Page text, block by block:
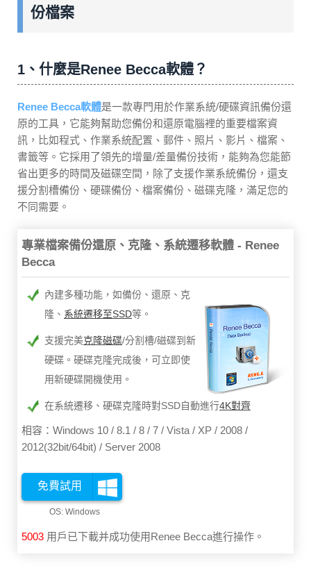
份檔案
1、什麼是Renee Becca軟體？
Renee Becca軟體是一款專門用於作業系統/硬碟資訊備份還
原的工具，它能夠幫助您備份和還原電腦裡的重要檔案資
訊，比如程式、作業系統配置、郵件、照片、影片、檔案、
書籤等。它採用了領先的增量/差量備份技術，能夠為您能節
省出更多的時間及磁碟空間，除了支援作業系統備份，還支
援分割槽備份、硬碟備份、檔案備份、磁碟克隆，滿足您的
不同需要。
專業檔案備份還原、克隆、系統遷移軟體 - Renee
Becca
內建多種功能，如備份、還原、克
隆、 系統遷移至SSD等。
支援完美克隆磁碟/分割槽/磁碟到新
硬碟。硬碟克隆完成後，可立即使
用新硬碟開機使用。
在系統遷移、硬碟克隆時對SSD自動進行4K對齊
相容：Windows 10 / 8.1 / 8 / 7 / Vista / XP / 2008 /
2012(32bit/64bit) / Server 2008
免費試用
5003 用戶已下載并成功使用Renee Becca進行操作。